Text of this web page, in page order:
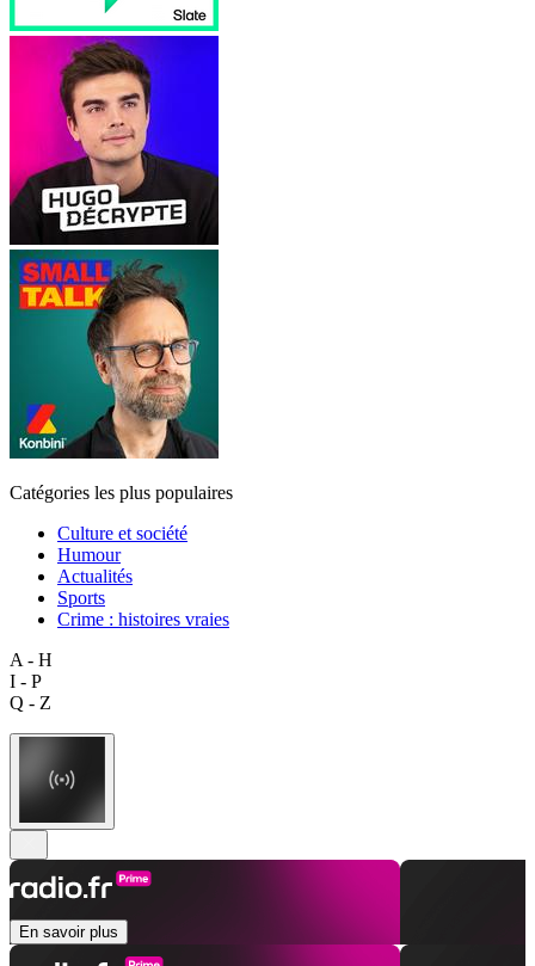
Catégories les plus populaires
Culture et société
Humour
Actualités
Sports
Crime : histoires vraies
A - H
I - P
Q - Z
En savoir plus